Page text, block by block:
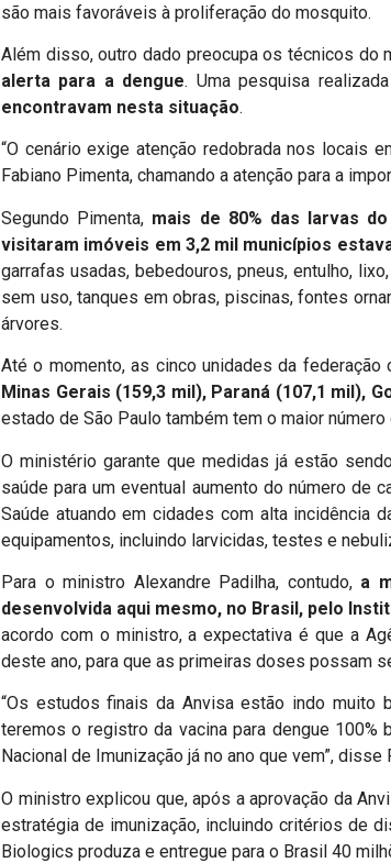
são mais favoráveis à proliferação do mosquito.
Além disso, outro dado preocupa os técnicos do
alerta para a dengue. Uma pesquisa
encontravam nesta situação.
“O cenário exige atenção redobrada nos locais
Fabiano Pimenta, chamando a atenção para a
Segundo Pimenta, mais de 80% das larvas
visitaram imóveis em 3,2 mil municípios
garrafas usadas, bebedouros, pneus, entulho,
sem uso, tanques em obras, piscinas, fontes
árvores.
Até o momento, as cinco unidades da
Minas Gerais (159,3 mil), Paraná (107,1 mil),
estado de São Paulo também tem o maior
O ministério garante que medidas já estão
saúde para um eventual aumento do número de
Saúde atuando em cidades com alta incidência
equipamentos, incluindo larvicidas, testes e
Para o ministro Alexandre Padilha, contudo,a
desenvolvida aqui mesmo, no Brasil, pelo
acordo com o ministro, a expectativa é que a
deste ano, para que as primeiras doses possam
“Os estudos finais da Anvisa estão indo muito
teremos o registro da vacina para dengue
Nacional de Imunização já no ano que vem”, disse
O ministro explicou que, após a aprovação da
estratégia de imunização, incluindo critérios de
Biologics produza e entregue para o Brasil 40